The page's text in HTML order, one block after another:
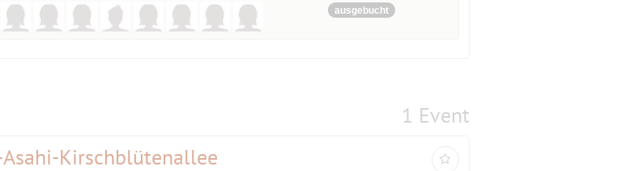
ausgebucht
1 Event
Kirschblütenallee